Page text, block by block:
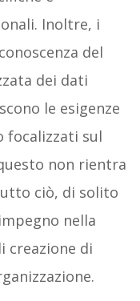
Inoltre, i
del
dei dati
le esigenze
focalizzati sul
non rientra
ciò, di solito
nella
creazione di